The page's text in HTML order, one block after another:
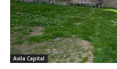
Avila Capital